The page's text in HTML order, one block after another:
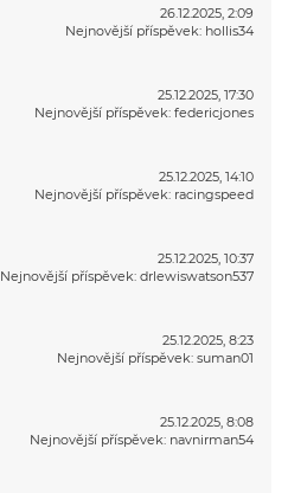
26.12.2025, 2:09
Nejnovější příspěvek: hollis34
25.12.2025, 17:30
Nejnovější příspěvek:federicjones
25.12.2025, 14:10
Nejnovější příspěvek: racingspeed
25.12.2025, 10:37
Nejnovější příspěvek:drlewiswatson537
25.12.2025, 8:23
Nejnovější příspěvek:suman01
25.12.2025, 8:08
Nejnovější příspěvek: navnirman54